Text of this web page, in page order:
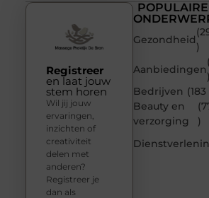
POPULAIRE
Gezondheid
)
Aanbiedingen
)
Bedrijven (183
Beauty en
verzorging
)
Registreer
en laat jouw
stem horen
Wil jij jouw
ervaringen,
inzichten of
creativiteit
delen met
anderen?
Registreer je
dan als